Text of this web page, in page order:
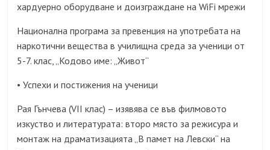
хардуерно оборудване и доизграждане на WiFi мрежи
Национална програма за превенция на употребата на
наркотични вещества в училищна среда за ученици от
5-7. клас, „Кодово име: „Живот“
•Успехи и постижения на ученици
Рая Гънчева (VII клас) – изявява се във филмовото
изкуство и литературата: второ място за режисура и
монтаж на драматизацията „В памет на Левски“ на